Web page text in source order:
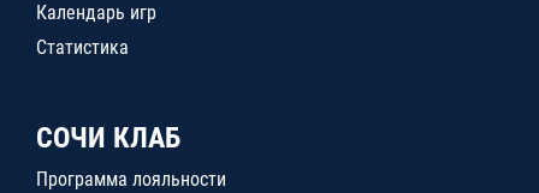
Календарь игр
Статистика
СОЧИ КЛАБ
Программа лояльности